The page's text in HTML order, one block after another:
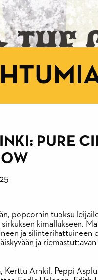
PURE
popcornin tuoksu
kimallukseen.
ja silinterihattuineen
ja
Kerttu Arnkil, Peppi